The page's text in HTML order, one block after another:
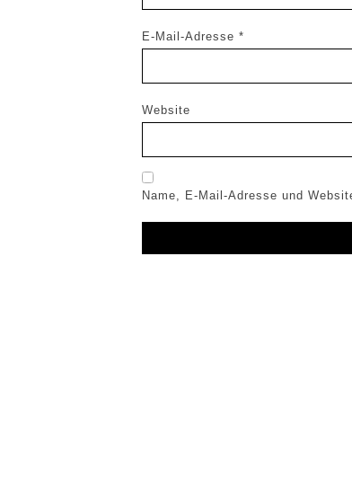
E-Mail-Adresse *
Website
Name, E-Mail-Adresse und